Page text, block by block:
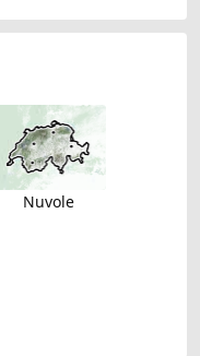
Nuvole